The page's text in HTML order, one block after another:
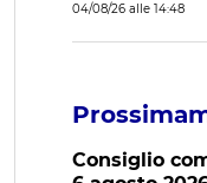
04/08/26 alle 14:48
Consiglio